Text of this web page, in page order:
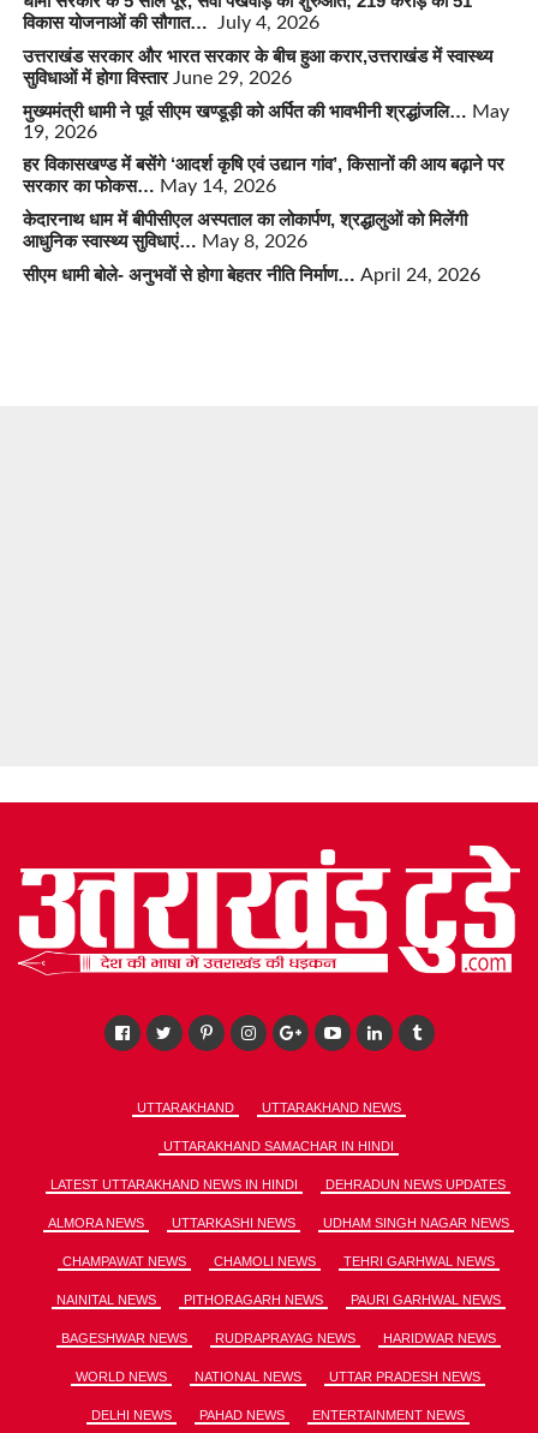
विकास योजनाओं की सौगात…
July 4, 2026
उत्तराखंड सरकार और भारत सरकार के बीच हुआ करार,उत्तराखंड में स्वास्थ्य
सुविधाओं में होगा विस्तार June 29, 2026
मुख्यमंत्री धामी ने पूर्व सीएम खण्डूड़ी को अर्पित की भावभीनी श्रद्धांजलि… May
19, 2026
हर विकासखण्ड में बसेंगे ‘आदर्श कृषि एवं उद्यान गांव’, किसानों की आय बढ़ाने पर
सरकार का फोकस… May 14, 2026
केदारनाथ धाम में बीपीसीएल अस्पताल का लोकार्पण, श्रद्धालुओं को मिलेंगी
आधुनिक स्वास्थ्य सुविधाएं… May 8, 2026
सीएम धामी बोले- अनुभवों से होगा बेहतर नीति निर्माण… April 24, 2026
UTTARAKHAND UTTARAKHAND NEWS
UTTARAKHAND SAMACHAR IN HINDI
LATEST UTTARAKHAND NEWS IN HINDI DEHRADUN NEWS UPDATES
ALMORA NEWS UTTARKASHI NEWS UDHAM SINGH NAGAR NEWS
CHAMPAWAT NEWS CHAMOLI NEWS TEHRI GARHWAL NEWS
NAINITAL NEWS PITHORAGARH NEWS PAURI GARHWAL NEWS
BAGESHWAR NEWS RUDRAPRAYAG NEWS HARIDWAR NEWS
WORLD NEWS NATIONAL NEWS UTTAR PRADESH NEWS
DELHI NEWS PAHAD NEWS ENTERTAINMENT NEWS